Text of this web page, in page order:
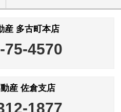
産 多古町本店
75-4570
産 佐倉支店
1877